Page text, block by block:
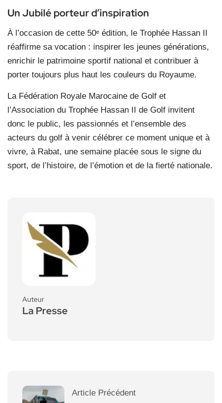
Un Jubilé porteur d’inspiration
À l’occasion de cette 50ᵉ édition, le Trophée Hassan II
réaffirme sa vocation : inspirer les jeunes générations,
enrichir le patrimoine sportif national et contribuer à
porter toujours plus haut les couleurs du Royaume.
La Fédération Royale Marocaine de Golf et
l’Association du Trophée Hassan II de Golf invitent
donc le public, les passionnés et l’ensemble des
acteurs du golf à venir célébrer ce moment unique et à
vivre, à Rabat, une semaine placée sous le signe du
sport, de l’histoire, de l’émotion et de la fierté nationale.
Auteur
La Presse
Article Précédent